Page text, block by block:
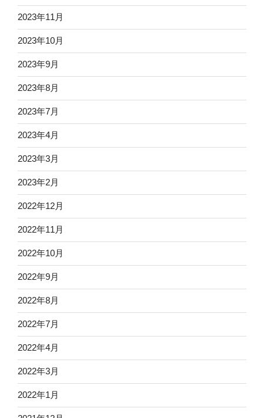
2023年11月
2023年10月
2023年9月
2023年8月
2023年7月
2023年4月
2023年3月
2023年2月
2022年12月
2022年11月
2022年10月
2022年9月
2022年8月
2022年7月
2022年4月
2022年3月
2022年1月